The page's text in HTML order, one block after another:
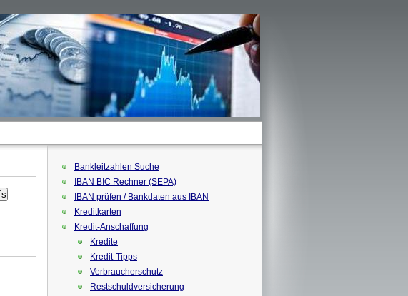
Bankleitzahlen Suche
IBAN BIC Rechner (SEPA)
IBAN prüfen / Bankdaten aus IBAN
Kreditkarten
Kredit-Anschaffung
Kredite
Kredit-Tipps
Verbraucherschutz
Restschuldversicherung